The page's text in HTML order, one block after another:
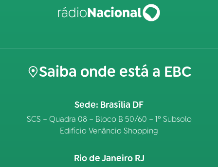
Saiba onde está a EBC
Sede: Brasília DF
SCS – Quadra 08 – Bloco B 50/60 – 1º Subsolo
Edifício Venâncio Shopping
Rio de Janeiro RJ